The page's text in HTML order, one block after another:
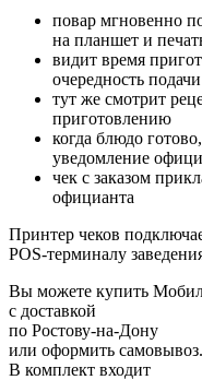
повар мгновенно
на планшет и
видит время
очередность подачи
тут же смотрит
приготовлению
когда блюдо
уведомление
чек с заказом
официанта
Принтер чеков
POS-терминалу
Вы можете купить
с доставкой
по Ростову-на-Дону
или оформить самовывоз.
В комплект входит